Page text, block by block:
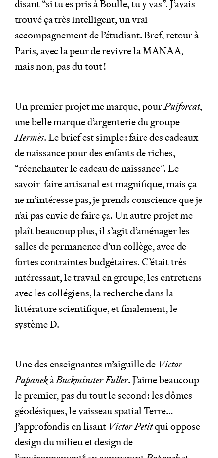
disant “si tu es pris à Boulle, tu y vas”. J’avais
trouvé ça très intelligent, un vrai
accompagnement de l’étudiant. Bref, retour à
Paris, avec la peur de revivre la MANAA,
mais non, pas du tout !
Un premier projet me marque, pourPuiforcat,
une belle marque d’argenterie du groupe
Hermès. Le brief est simple : faire des cadeaux
de naissance pour des enfants de riches,
“réenchanter le cadeau de naissance”. Le
savoir-faire artisanal est magnifique, mais ça
ne m’intéresse pas, je prends conscience que je
n’ai pas envie de faire ça. Un autre projet me
plaît beaucoup plus, il s’agit d’aménager les
salles de permanence d’un collège, avec de
fortes contraintes budgétaires. C’était très
intéressant, le travail en groupe, les entretiens
avec les collégiens, la recherche dans la
littérature scientifique, et finalement, le
système D.
Une des enseignantes m’aiguille de Victor
PapanekàBuckminster Fuller. J’aime beaucoup
le premier, pas du tout le second : les dômes
géodésiques, le vaisseau spatial Terre…
J’approfondis en lisant Victor Petitqui oppose
design du milieu et design de